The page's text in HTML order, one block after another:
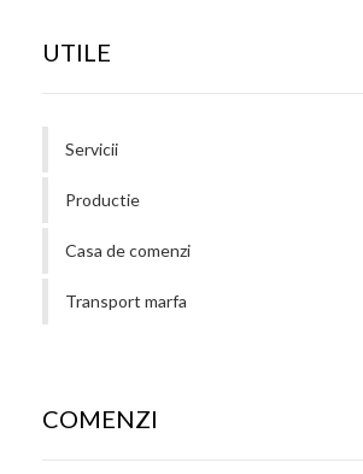
UTILE
Servicii
Productie
Casa de comenzi
Transport marfa
COMENZI